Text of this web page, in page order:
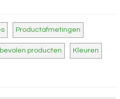
Productafmetingen
producten Kleuren